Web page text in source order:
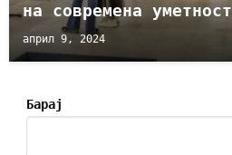
на современа уметност
април 9, 2024
Барај